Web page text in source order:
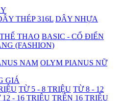
THÉP 316L DÂY NHỰA
THAO BASIC - CỔ ĐIỂN
(FASHION)
NAM OLYM PIANUS NỮ
GIÁ
TỪ 5 - 8 TRIỆU TỪ 8 - 12
12 - 16 TRIỆU TRÊN 16 TRIỆU